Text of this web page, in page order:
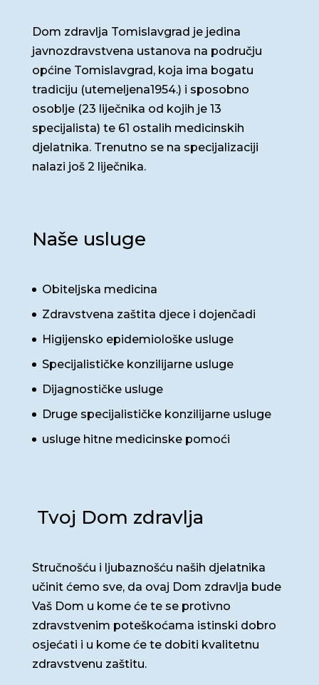
Dom zdravlja Tomislavgrad je jedina
javnozdravstvena ustanova na području
općine Tomislavgrad, koja ima bogatu
tradiciju (utemeljena1954.) i sposobno
osoblje (23 liječnika od kojih je 13
specijalista) te 61 ostalih medicinskih
djelatnika. Trenutno se na specijalizaciji
nalazi još 2 liječnika.
Naše usluge
Obiteljska medicina
Zdravstvena zaštita djece i dojenčadi
Higijensko epidemiološke usluge
Specijalističke konzilijarne usluge
Dijagnostičke usluge
Druge specijalističke konzilijarne usluge
usluge hitne medicinske pomoći
Tvoj Dom zdravlja
Stručnošću i ljubaznošću naših djelatnika
učinit ćemo sve, da ovaj Dom zdravlja bude
Vaš Dom u kome će te se protivno
zdravstvenim poteškoćama istinski dobro
osjećati i u kome će te dobiti kvalitetnu
zdravstvenu zaštitu.